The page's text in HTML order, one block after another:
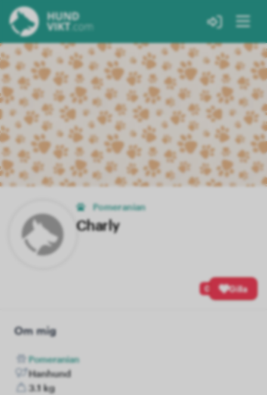
Pomeranian
Charly
0 Gilla
Om mig
Pomeranian
Hanhund
3.1 kg